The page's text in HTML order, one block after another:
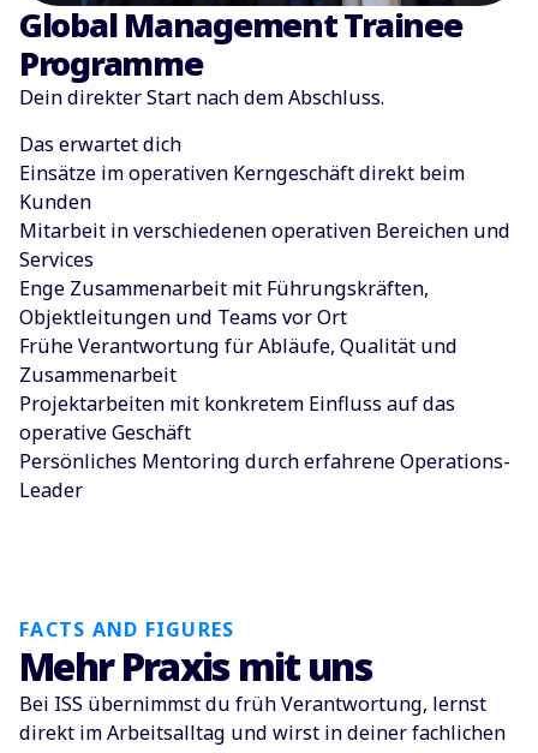
Global Management Trainee
Programme
Dein direkter Start nach dem Abschluss.
Das erwartet dich
Einsätze im operativen Kerngeschäft direkt beim
Kunden
Mitarbeit in verschiedenen operativen Bereichen und
Services
Enge Zusammenarbeit mit Führungskräften,
Objektleitungen und Teams vor Ort
Frühe Verantwortung für Abläufe, Qualität und
Zusammenarbeit
Projektarbeiten mit konkretem Einfluss auf das
operative Geschäft
Persönliches Mentoring durch erfahrene Operations-
Leader
FACTS AND FIGURES
Mehr Praxis mit uns
Bei ISS übernimmst du früh Verantwortung, lernst
direkt im Arbeitsalltag und wirst in deiner fachlichen